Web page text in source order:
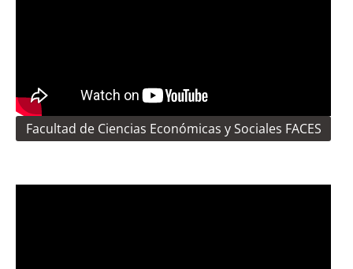
Facultad de Ciencias Económicas y Sociales FACES